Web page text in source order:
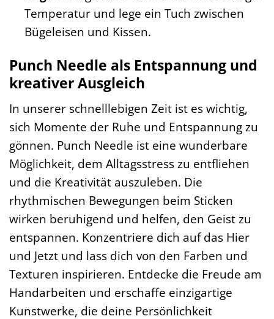
Temperatur und lege ein Tuch zwischen
Bügeleisen und Kissen.
Punch Needle als Entspannung und
kreativer Ausgleich
In unserer schnelllebigen Zeit ist es wichtig,
sich Momente der Ruhe und Entspannung zu
gönnen. Punch Needle ist eine wunderbare
Möglichkeit, dem Alltagsstress zu entfliehen
und die Kreativität auszuleben. Die
rhythmischen Bewegungen beim Sticken
wirken beruhigend und helfen, den Geist zu
entspannen. Konzentriere dich auf das Hier
und Jetzt und lass dich von den Farben und
Texturen inspirieren. Entdecke die Freude am
Handarbeiten und erschaffe einzigartige
Kunstwerke, die deine Persönlichkeit